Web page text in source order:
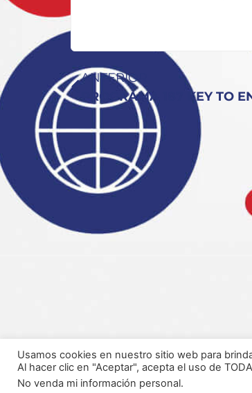
ANTERIOR
Usamos cookies en nuestro sitio web para
Al hacer clic en "Aceptar", acepta el uso de
No venda mi información personal.